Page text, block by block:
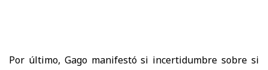
Por último, Gago manifestó si incertidumbre sobre si